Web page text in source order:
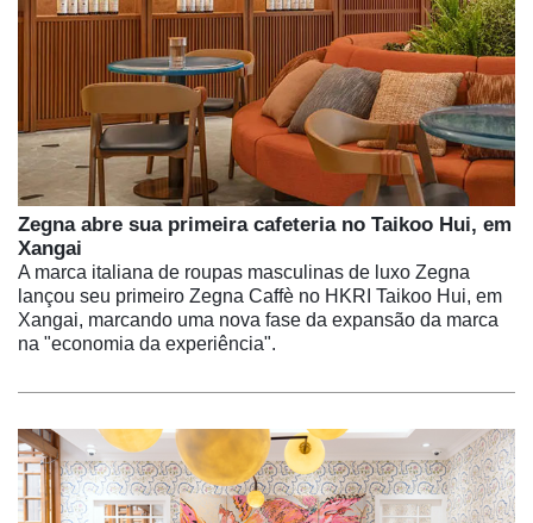
Zegna abre sua primeira cafeteria no Taikoo Hui, em
Xangai
A marca italiana de roupas masculinas de luxo Zegna
lançou seu primeiro Zegna Caffè no HKRI Taikoo Hui, em
Xangai, marcando uma nova fase da expansão da marca
na "economia da experiência".